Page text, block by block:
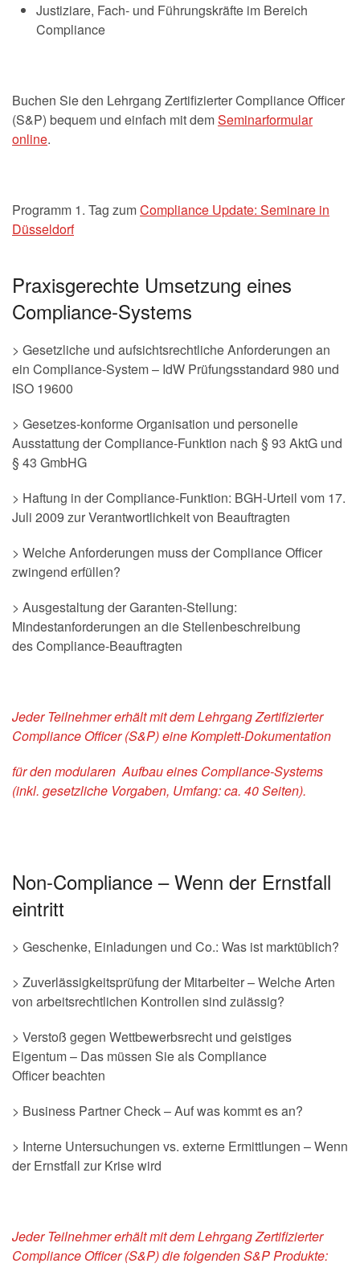
Justiziare, Fach- und Führungskräfte im Bereich
Compliance
Buchen Sie den Lehrgang Zertifizierter Compliance Officer
(S&P) bequem und einfach mit demSeminarformular
online.
Programm 1. Tag zumCompliance Update: Seminare in
Düsseldorf
Praxisgerechte Umsetzung eines
Compliance-Systems
> Gesetzliche und aufsichtsrechtliche Anforderungen an
ein Compliance-System – IdW Prüfungsstandard 980 und
ISO 19600
> Gesetzes-konforme Organisation und personelle
Ausstattung der Compliance-Funktion nach § 93 AktG und
§ 43 GmbHG
> Haftung in der Compliance-Funktion: BGH-Urteil vom 17.
Juli 2009 zur Verantwortlichkeit von Beauftragten
> Welche Anforderungen muss der Compliance Officer
zwingend erfüllen?
> Ausgestaltung der Garanten-Stellung:
Mindestanforderungen an die Stellenbeschreibung
des Compliance-Beauftragten
Jeder Teilnehmer erhält mit dem Lehrgang Zertifizierter
Compliance Officer (S&P) eine Komplett-Dokumentation
für den modularen Aufbau eines Compliance-Systems
(inkl. gesetzliche Vorgaben, Umfang: ca. 40 Seiten).
Non-Compliance – Wenn der Ernstfall
eintritt
> Geschenke, Einladungen und Co.: Was ist marktüblich?
> Zuverlässigkeitsprüfung der Mitarbeiter – Welche Arten
von arbeitsrechtlichen Kontrollen sind zulässig?
> Verstoß gegen Wettbewerbsrecht und geistiges
Eigentum – Das müssen Sie als Compliance
Officer beachten
> Business Partner Check – Auf was kommt es an?
> Interne Untersuchungen vs. externe Ermittlungen – Wenn
der Ernstfall zur Krise wird
Jeder Teilnehmer erhält mit dem Lehrgang Zertifizierter
Compliance Officer (S&P) die folgenden S&P Produkte: